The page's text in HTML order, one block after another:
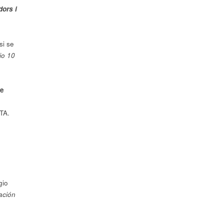
i
se
10